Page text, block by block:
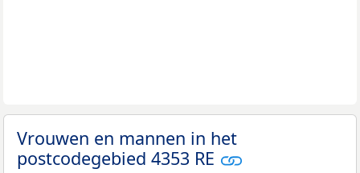
Vrouwen en mannen in het
postcodegebied 4353 RE